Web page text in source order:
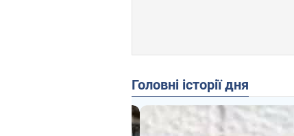
Головні історії дня